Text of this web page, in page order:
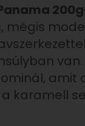
mégis
amit
karamell